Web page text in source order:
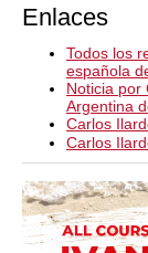
Enlaces
Todos los
española
Noticia por
Argentina
Carlos
Carlos